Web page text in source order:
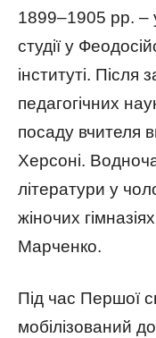
1899–1905 рр. –
студії у
інституті. Після
педагогічних
посаду вчителя
Херсоні.
літератури у
жіночих
Марченко.
Під час Першої
мобілізований